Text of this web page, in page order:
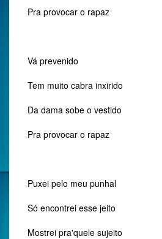
Pra provocar o rapaz
Vá prevenido
Tem muito cabra inxirido
Da dama sobe o vestido
Pra provocar o rapaz
Puxei pelo meu punhal
Só encontrei esse jeito
Mostrei pra'quele sujeito